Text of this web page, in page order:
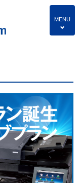
MENU
4